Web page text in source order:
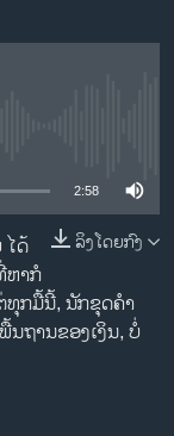
2:58
ລິງໂດຍກົງ
ໄດ້
ຫາກໍ
ທຸກມື້ນີ້, ນັກຂຸດຄຳ
ຖານຂອງເງິນ, ບໍ່